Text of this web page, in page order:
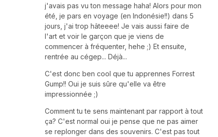
j'avais pas vu ton message haha! Alors pour mon
été, je pars en voyage (en Indonésie!!) dans 5
jours, j'ai trop hâteeee! Je vais aussi faire de
l'art et voir le garçon que je viens de
commencer à fréquenter, hehe ;) Et ensuite,
rentrée au cégep... Déjà...
C'est donc ben cool que tu apprennes Forrest
Gump!! Oui je suis sûre qu'elle va être
impressionnée ;)
Comment tu te sens maintenant par rapport à tout
ça? C'est normal oui je pense que ne pas aimer
se replonger dans des souvenirs. C'est pas tout